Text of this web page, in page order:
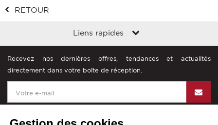
RETOUR
Liens rapides
Recevez nos dernières offres, tendances et actualités
directement dans votre boîte de réception.